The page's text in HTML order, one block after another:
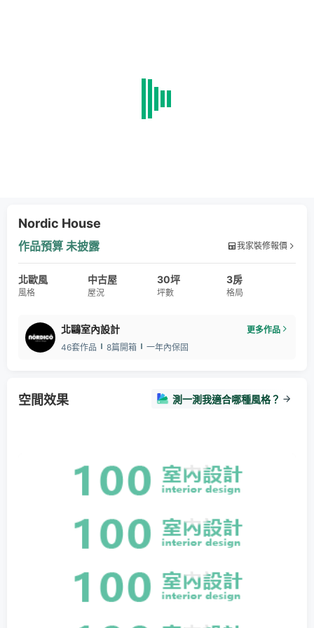
Nordic House
作品預算 未披露 我家裝修報價
北歐風
風格
中古屋
屋況
30坪
坪數
3房
格局
北鷗室內設計
更多作品
46套作品
8篇開箱 一年內保固
空間效果 測一測我適合哪種風格？